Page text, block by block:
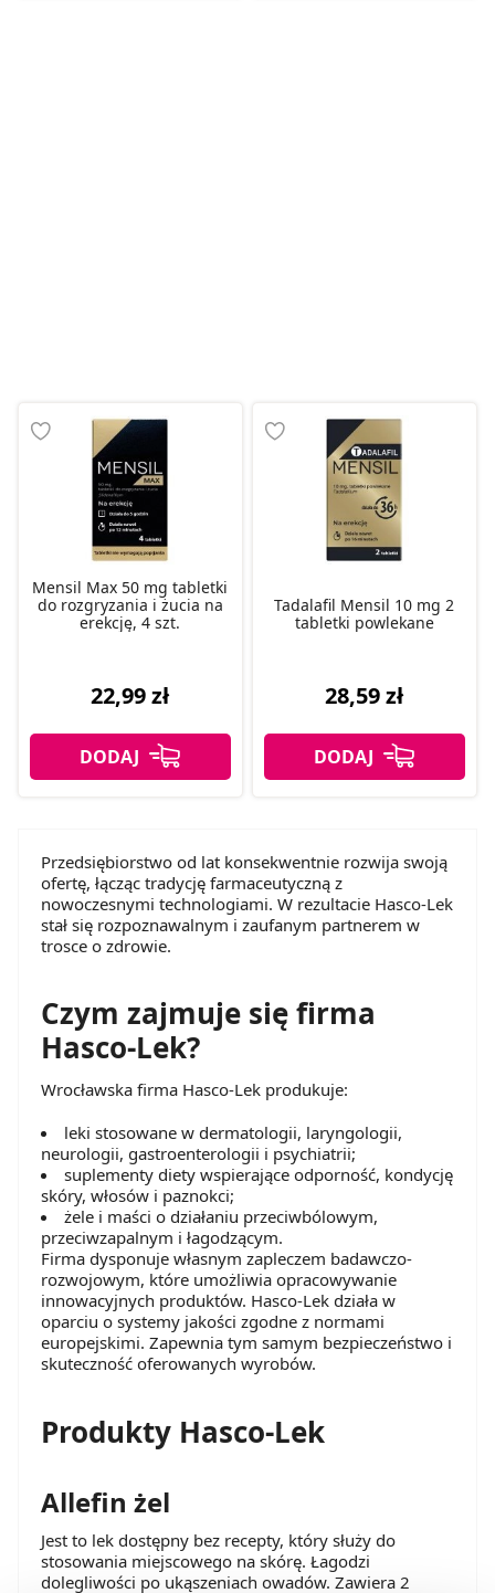
Mensil Max 50 mg tabletki
do rozgryzania i żucia na
erekcję, 4 szt.
22,99 zł
Tadalafil Mensil 10 mg 2
tabletki powlekane
28,59 zł
Przedsiębiorstwo od lat konsekwentnie rozwija swoją
ofertę, łącząc tradycję farmaceutyczną z
nowoczesnymi technologiami. W rezultacie Hasco-Lek
stał się rozpoznawalnym i zaufanym partnerem w
trosce o zdrowie.
Czym zajmuje się firma
Hasco-Lek?
Wrocławska firma Hasco-Lek produkuje:
leki stosowane w dermatologii, laryngologii,
neurologii, gastroenterologii i psychiatrii;
suplementy diety wspierające odporność, kondycję
skóry, włosów i paznokci;
żele i maści o działaniu przeciwbólowym,
przeciwzapalnym i łagodzącym.
Firma dysponuje własnym zapleczem badawczo-
rozwojowym, które umożliwia opracowywanie
innowacyjnych produktów. Hasco-Lek działa w
oparciu o systemy jakości zgodne z normami
europejskimi. Zapewnia tym samym bezpieczeństwo i
skuteczność oferowanych wyrobów.
Produkty Hasco-Lek
Allefin żel
Jest to lek dostępny bez recepty, który służy do
stosowania miejscowego na skórę. Łagodzi
dolegliwości po ukąszeniach owadów. Zawiera 2